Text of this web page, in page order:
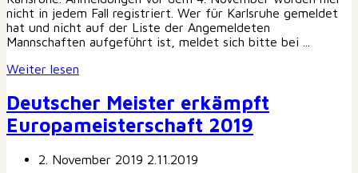
nicht in jedem Fall registriert. Wer für Karlsruhe gemeldet
hat und nicht auf der Liste der Angemeldeten
Mannschaften aufgeführt ist, meldet sich bitte bei ...
Weiter lesen
Deutscher Meister erkämpft
Europameisterschaft 2019
2. November 2019 2.11.2019